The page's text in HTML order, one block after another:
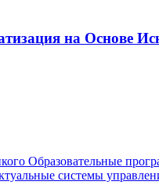
на Основе